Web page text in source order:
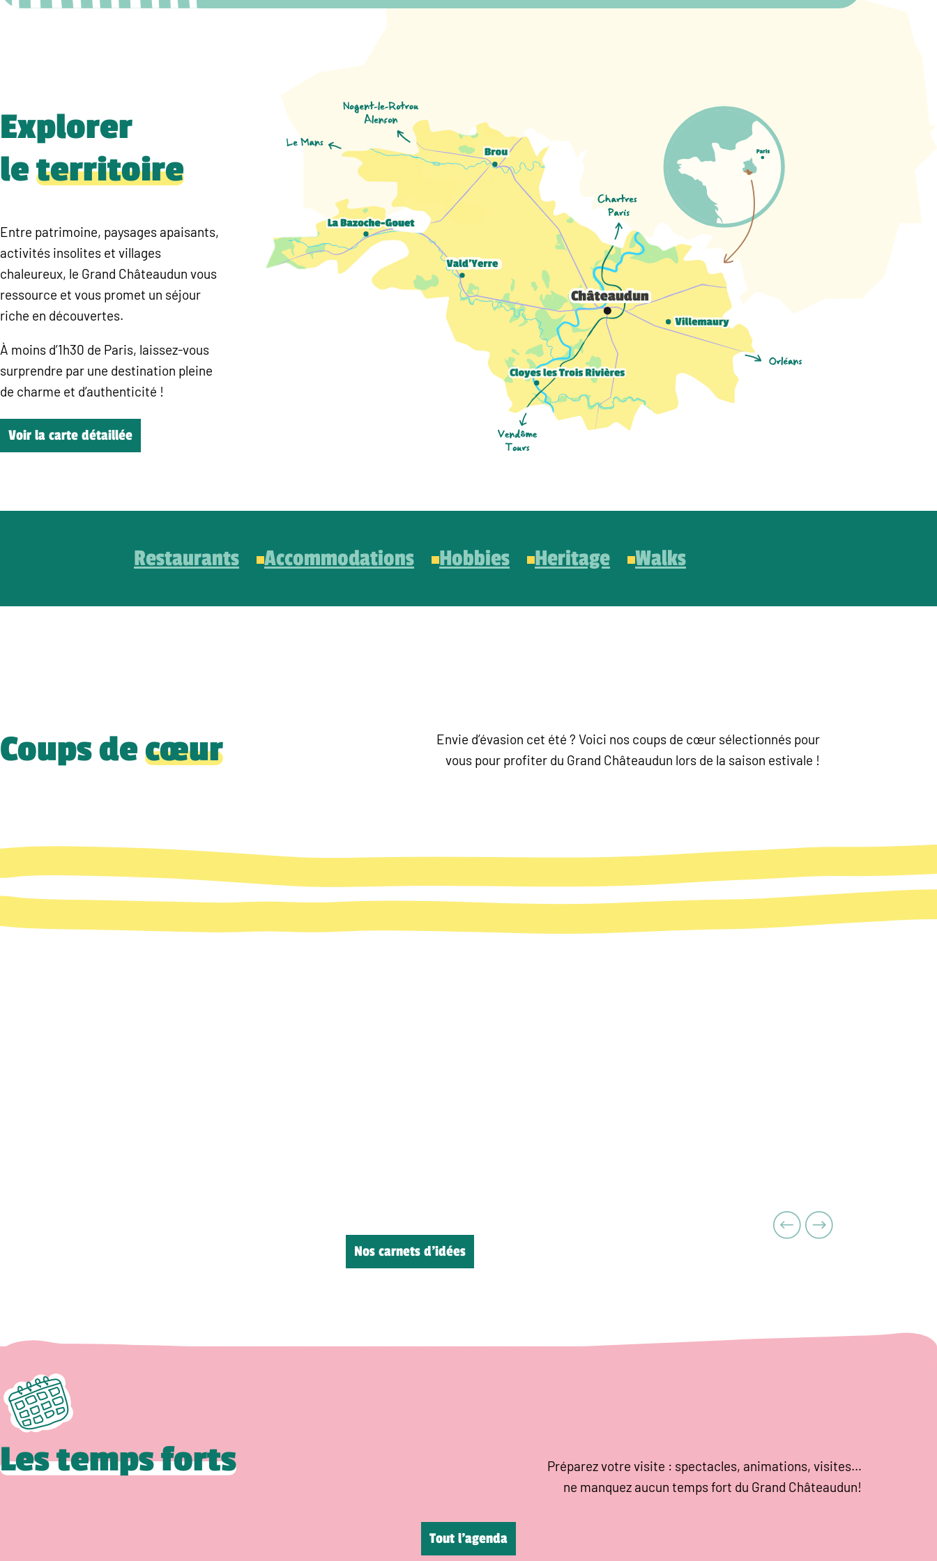
Explorer
leterritoire
Entre patrimoine, paysages apaisants,
activités insolites et villages
chaleureux, le Grand Châteaudun vous
ressource et vous promet un séjour
riche en découvertes.
À moins d’1h30 de Paris, laissez-vous
surprendre par une destination pleine
de charme et d’authenticité !
Voir la carte détaillée
Restaurants Accommodations Hobbies Heritage Walks
Coups decœur
Envie d’évasion cet été ? Voici nos coups de cœur sélectionnés pour
vous pour profiter du Grand Châteaudun lors de la saison estivale !
Nos carnets d’idées
Les temps forts
Préparez votre visite : spectacles, animations, visites…
ne manquez aucun temps fort du Grand Châteaudun!
Tout l’agenda